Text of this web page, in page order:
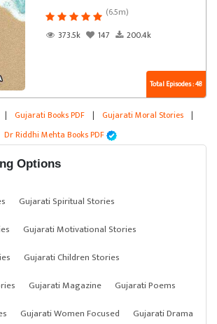
(6.5m)
373.5k
147 200.4k
Total Episodes : 48
| Gujarati Books PDF | Gujarati Moral Stories |
Dr Riddhi Mehta Books PDF
Options
Gujarati Spiritual Stories
Gujarati Motivational Stories
Gujarati Children Stories
Gujarati Magazine
Gujarati Poems
Gujarati Women Focused Gujarati Drama